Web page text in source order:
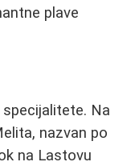
plave
Na
nazvan po
na Lastovu